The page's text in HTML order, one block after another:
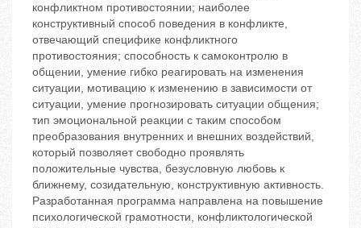
конфликтном противостоянии; наиболее
конструктивный способ поведения в конфликте,
отвечающий специфике конфликтного
противостояния; способность к самоконтролю в
общении, умение гибко реагировать на изменения
ситуации, мотивацию к изменению в зависимости от
ситуации, умение прогнозировать ситуации общения;
тип эмоциональной реакции с таким способом
преобразования внутренних и внешних воздействий,
который позволяет свободно проявлять
положительные чувства, безусловную любовь к
ближнему, созидательную, конструктивную активность.
Разработанная программа направлена на повышение
психологической грамотности, конфликтологической